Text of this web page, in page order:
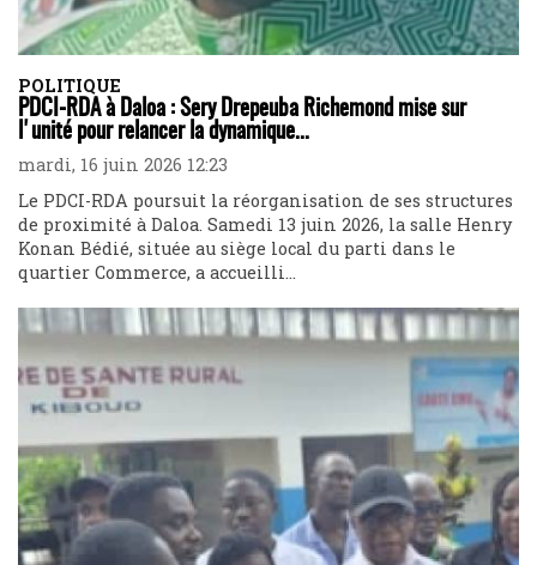
POLITIQUE
PDCI-RDA à Daloa : Sery Drepeuba Richemond mise sur
l'unité pour relancer la dynamique...
mardi, 16 juin 2026 12:23
Le PDCI-RDA poursuit la réorganisation de ses structures
de proximité à Daloa. Samedi 13 juin 2026, la salle Henry
Konan Bédié, située au siège local du parti dans le
quartier Commerce, a accueilli...